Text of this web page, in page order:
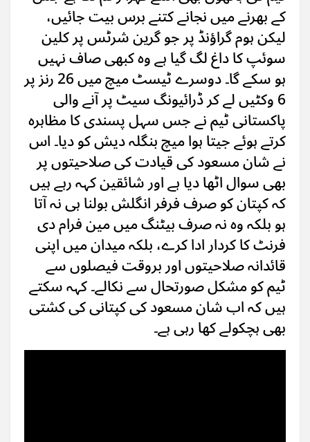
کے بھرنے میں نجانے کتنے برس بیت جائیں،
لیکن ہوم گراؤنڈ پر جو گرین شرٹس پر کلین
سوئپ کا داغ لگ گیا ہے وہ کبھی صاف نہیں
ہو سکے گا۔ دوسرے ٹیسٹ میچ میں 26 رنز پر
6 وکٹیں لے کر ڈرائیونگ سیٹ پر آنے والی
پاکستانی ٹیم نے جس سہل پسندی کا مظاہرہ
کرتے ہوئے جیتا ہوا میچ بنگلہ دیش کو دیا۔ اس
نے شان مسعود کی قیادت کی صلاحیتوں پر
بھی سوال اٹھا دیا ہے اور شائقین کہہ رہے ہیں
کہ کپتان کو صرف فرفر انگلش بولنا ہی نہ آتا
ہو بلکہ وہ نہ صرف بیٹنگ میں مین فرام دی
فرنٹ کا کردار ادا کرے، بلکہ میدان میں اپنی
قائدانہ صلاحیتوں اور بروقت فیصلوں سے
ٹیم کو مشکل صورتحال سے نکالے۔ کہہ سکتے
ہیں کہ اب شان مسعود کی کپتانی کی کشتی
بھی ہچکولے کھا رہی ہے۔